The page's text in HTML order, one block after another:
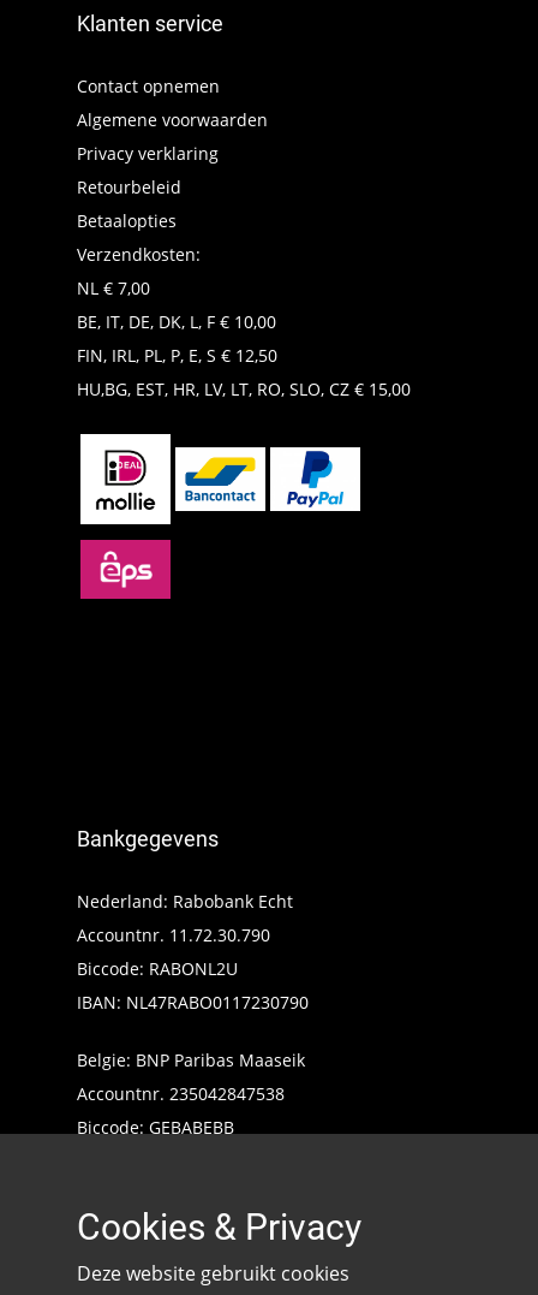
Klanten service
Contact opnemen
Algemene voorwaarden
Privacy verklaring
Retourbeleid
Betaalopties
Verzendkosten:
NL € 7,00
BE, IT, DE, DK, L, F € 10,00
FIN, IRL, PL, P, E, S € 12,50
HU,BG, EST, HR, LV, LT, RO, SLO, CZ € 15,00
Bankgegevens
Nederland: Rabobank Echt
Accountnr. 11.72.30.790
Biccode: RABONL2U
IBAN: NL47RABO0117230790
Belgie: BNP Paribas Maaseik
Accountnr. 235042847538
Biccode: GEBABEBB
Cookies & Privacy
Deze website gebruikt cookies